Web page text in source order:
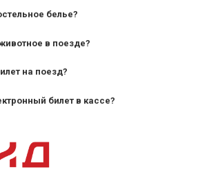
следования — от 10 лет и
поездов — от 7 лет.
белье?
в поезде?
на поезд?
билет в кассе?
14-значный номер заказа;